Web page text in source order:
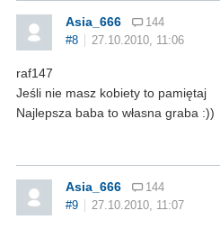
Asia_666
144
#8
27.10.2010, 11:06
raf147
Jeśli nie masz kobiety to pamiętaj
Najlepsza baba to własna graba :))
Asia_666
144
#9
27.10.2010, 11:07